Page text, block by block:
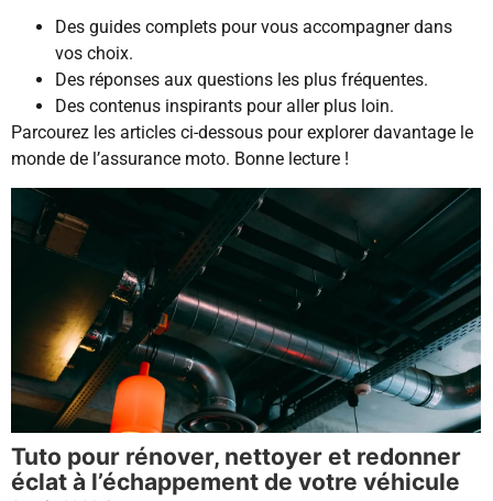
Des guides complets pour vous accompagner dans
vos choix.
Des réponses aux questions les plus fréquentes.
Des contenus inspirants pour aller plus loin.
Parcourez les articles ci-dessous pour explorer davantage le
monde de l’assurance moto. Bonne lecture !
Tuto pour rénover, nettoyer et redonner
éclat à l’échappement de votre véhicule